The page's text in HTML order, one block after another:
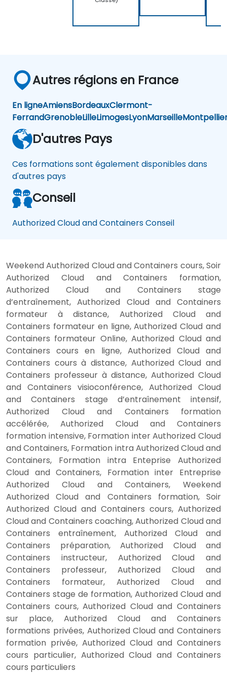
Autres régions en France
En ligneAmiensBordeauxClermont-
FerrandGrenobleLilleLimogesLyonMarseille
D'autres Pays
Ces formations sont également disponibles dans
d'autres pays
Conseil
Authorized Cloud and Containers Conseil
Weekend Authorized Cloud and Containers cours, Soir
Authorized Cloud and Containers formation,
Authorized Cloud and Containers stage
d’entraînement, Authorized Cloud and Containers
formateur à distance, Authorized Cloud and
Containers formateur en ligne, Authorized Cloud and
Containers formateur Online, Authorized Cloud and
Containers cours en ligne, Authorized Cloud and
Containers cours à distance, Authorized Cloud and
Containers professeur à distance, Authorized Cloud
and Containers visioconférence, Authorized Cloud
and Containers stage d’entraînement intensif,
Authorized Cloud and Containers formation
accélérée, Authorized Cloud and Containers
formation intensive, Formation inter Authorized Cloud
and Containers, Formation intra Authorized Cloud and
Containers, Formation intra Enteprise Authorized
Cloud and Containers, Formation inter Entreprise
Authorized Cloud and Containers, Weekend
Authorized Cloud and Containers formation, Soir
Authorized Cloud and Containers cours, Authorized
Cloud and Containers coaching, Authorized Cloud and
Containers entraînement, Authorized Cloud and
Containers préparation, Authorized Cloud and
Containers instructeur, Authorized Cloud and
Containers professeur, Authorized Cloud and
Containers formateur, Authorized Cloud and
Containers stage de formation, Authorized Cloud and
Containers cours, Authorized Cloud and Containers
sur place, Authorized Cloud and Containers
formations privées, Authorized Cloud and Containers
formation privée, Authorized Cloud and Containers
cours particulier, Authorized Cloud and Containers
cours particuliers